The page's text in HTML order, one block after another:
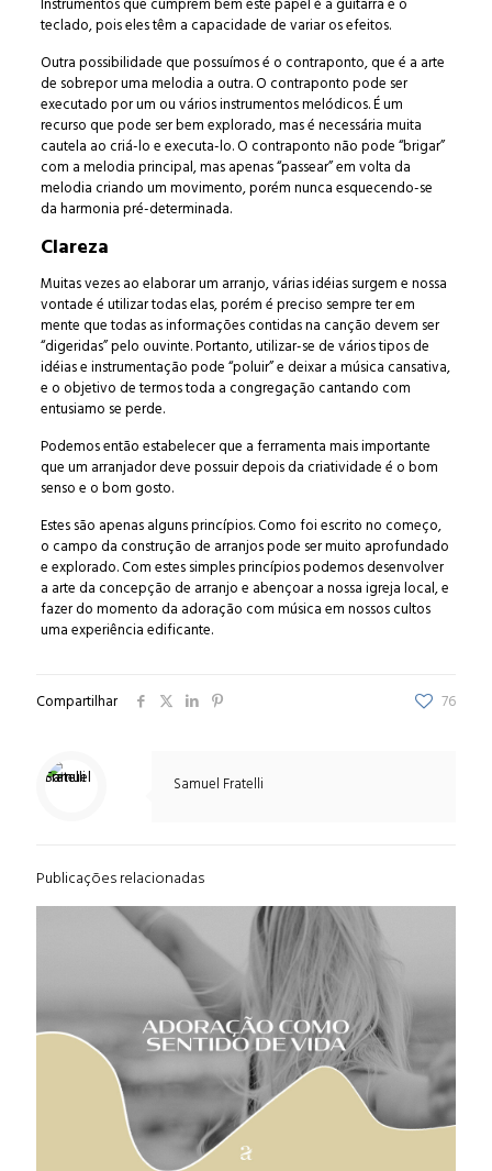
teclado, pois eles têm a capacidade de variar os efeitos.
Outra possibilidade que possuímos é o contraponto, que é a arte
de sobrepor uma melodia a outra. O contraponto pode ser
executado por um ou vários instrumentos melódicos. É um
recurso que pode ser bem explorado, mas é necessária muita
cautela ao criá-lo e executa-lo. O contraponto não pode “brigar”
com a melodia principal, mas apenas “passear” em volta da
melodia criando um movimento, porém nunca esquecendo-se
da harmonia pré-determinada.
Clareza
Muitas vezes ao elaborar um arranjo, várias idéias surgem e nossa
vontade é utilizar todas elas, porém é preciso sempre ter em
mente que todas as informações contidas na canção devem ser
“digeridas” pelo ouvinte. Portanto, utilizar-se de vários tipos de
idéias e instrumentação pode “poluir” e deixar a música cansativa,
e o objetivo de termos toda a congregação cantando com
entusiamo se perde.
Podemos então estabelecer que a ferramenta mais importante
que um arranjador deve possuir depois da criatividade é o bom
senso e o bom gosto.
Estes são apenas alguns princípios. Como foi escrito no começo,
o campo da construção de arranjos pode ser muito aprofundado
e explorado. Com estes simples princípios podemos desenvolver
a arte da concepção de arranjo e abençoar a nossa igreja local, e
fazer do momento da adoração com música em nossos cultos
uma experiência edificante.
Compartilhar 76
Samuel Fratelli
Publicações relacionadas